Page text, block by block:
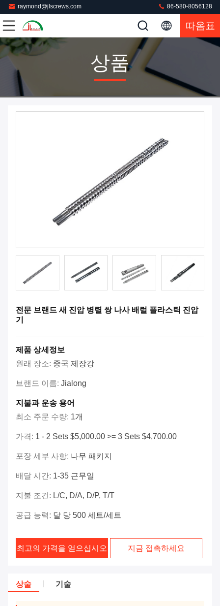
raymond@jlscrews.com 86-580-8056128
따옴표
상품
전문 브랜드 새 진압 병렬 쌍 나사 배럴 플라스틱 진압
기
제품 상세정보
원래 장소: 중국 제장강
브랜드 이름: Jialong
지불과 운송 용어
최소 주문 수량: 1개
가격: 1 - 2 Sets $5,000.00 >= 3 Sets $4,700.00
포장 세부 사항: 나무 패키지
배달 시간: 1-35 근무일
지불 조건: L/C, D/A, D/P, T/T
공급 능력: 달 당 500 세트/세트
최고의 가격을 얻으십시오 지금 접촉하세요
상술 기술